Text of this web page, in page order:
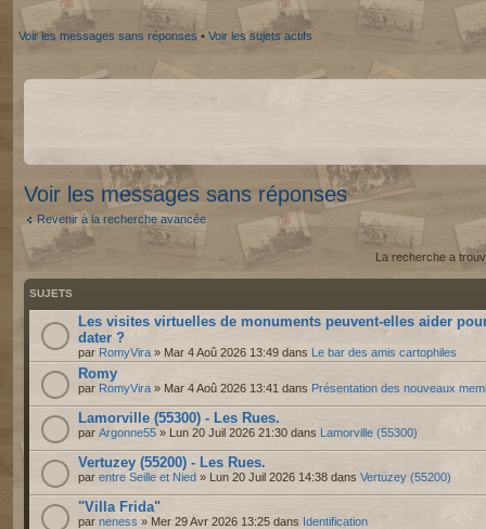
Voir les messages sans réponses • Voir les sujets actifs
Voir les messages sans réponses
Revenir à la recherche avancée
La recherche a
SUJETS
Les visites virtuelles de monuments peuvent-elles aider
dater ?
par RomyVira » Mar 4 Aoû 2026 13:49 dans Le bar des amis cartophiles
Romy
par RomyVira » Mar 4 Aoû 2026 13:41 dans Présentation des nouveaux
Lamorville (55300) - Les Rues.
par Argonne55 » Lun 20 Juil 2026 21:30 dans Lamorville (55300)
Vertuzey (55200) - Les Rues.
par entre Seille et Nied » Lun 20 Juil 2026 14:38 dans Vertuzey (55200)
"Villa Frida"
par neness » Mer 29 Avr 2026 13:25 dans Identification